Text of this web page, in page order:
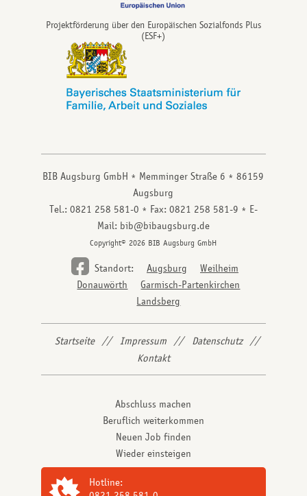
Projektförderung über den Europäischen Sozialfonds Plus
(ESF+)
BIB Augsburg GmbH Memminger Straße 6
86159
Augsburg
Tel.: 0821 258 581-0
Fax: 0821 258 581-9
E-
Mail: bib@bibaugsburg.de
Copyright© 2026 BIB Augsburg GmbH
Standort: Augsburg
Weilheim
Donauwörth
Garmisch-Partenkirchen
Landsberg
Startseite Impressum
Datenschutz
Kontakt
Abschluss machen
Beruflich weiterkommen
Neuen Job finden
Wieder einsteigen
Hotline: